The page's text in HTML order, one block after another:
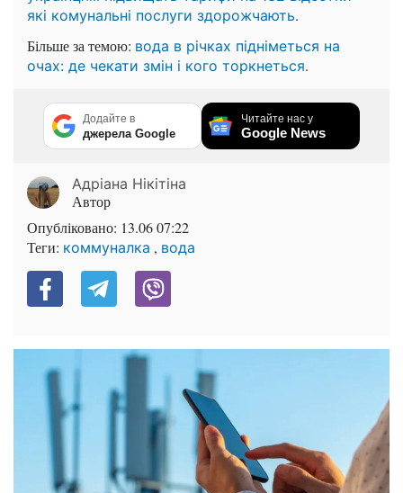
які комунальні послуги здорожчають.
Більше за темою: вода в річках підніметься на
очах: де чекати змін і кого торкнеться.
Додайте в
джерела Google
Читайте нас у
Google News
Адріана Нікітіна
Автор
Опубліковано: 13.06 07:22
Теги: коммуналка , вода